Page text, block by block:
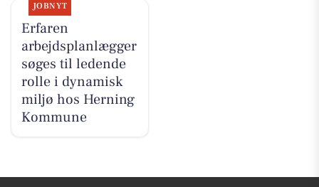
JOBNYT
Erfaren
arbejdsplanlægger
søges til ledende
rolle i dynamisk
miljø hos Herning
Kommune